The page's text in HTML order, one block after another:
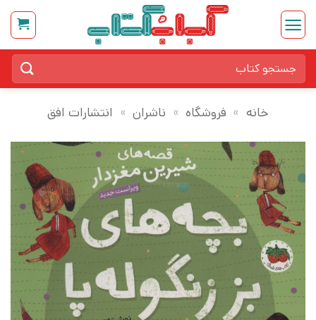
Skip
content
برای:
خانه » فروشگاه » ناشران » انتشارات افق